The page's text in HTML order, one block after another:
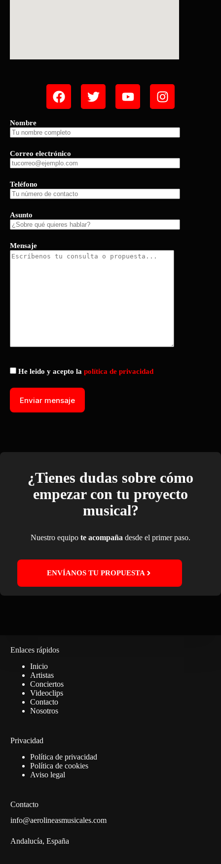
Nombre
Correo electrónico
Teléfono
Asunto
Mensaje
He leido y acepto la política de privacidad
¿Tienes dudas sobre cómo
empezar con tu proyecto
musical?
Nuestro equipo te acompaña desde el primer paso.
ENVÍANOS TU PROPUESTA
Enlaces rápidos
Inicio
Artistas
Conciertos
Videoclips
Contacto
Nosotros
Privacidad
Política de privacidad
Política de cookies
Aviso legal
Contacto
info@aerolineasmusicales.com
Andalucía, España